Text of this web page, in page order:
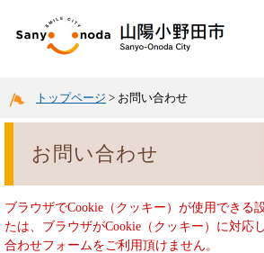
トップページ > お問い合わせ
お問い合わせ
ブラウザでCookie（クッキー）が使用できる
たは、ブラウザがCookie（クッキー）に対応
合わせフォームをご利用頂けません。